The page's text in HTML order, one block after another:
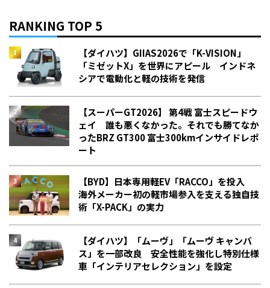
RANKING TOP 5
【ダイハツ】GIIAS2026で「K-VISION」
「ミゼットX」を世界にアピール インドネ
シアで電動化と軽の技術を発信
【スーパーGT2026】 第4戦 富士スピードウ
ェイ 誰も悪くなかった。それでも勝てなか
った――BRZ GT300 富士300kmインサイドレポ
ート
【BYD】日本専用軽EV「RACCO」を投入
海外メーカー初の軽市場参入を支える独自技
術「X-PACK」の実力
【ダイハツ】「ムーヴ」「ムーヴ キャンバ
ス」を一部改良 安全性能を強化し特別仕様
車「インテリアセレクション」を設定